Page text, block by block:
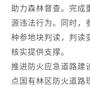
助力森林督查。完成
源违法行为。同时，
种参地块判读，判读
核实提供支撑。
推进防火应急道路建
点国有林区防火道路